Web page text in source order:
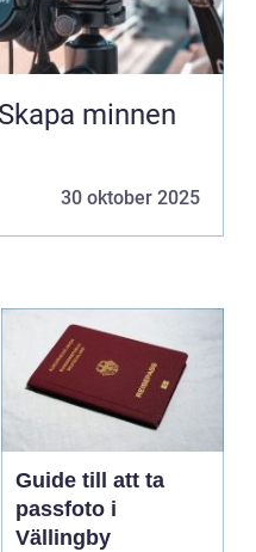
minnen
30 oktober 2025
Guide till att ta
passfoto i
Vällingby